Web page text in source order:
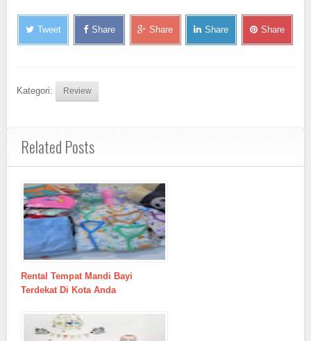
Tweet Share Share Share Share
Kategori: Review
Related Posts
Rental Tempat Mandi Bayi
Terdekat Di Kota Anda